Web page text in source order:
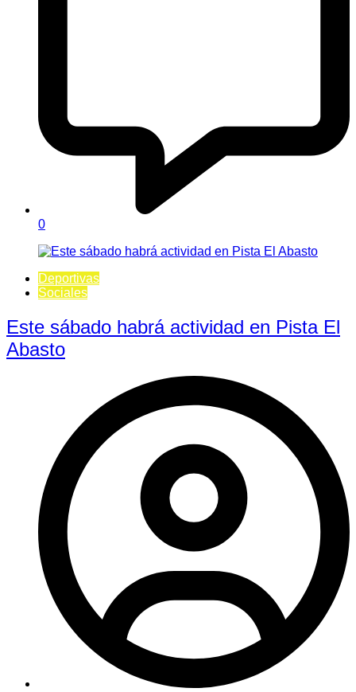
0
Deportivas
Sociales
Este sábado habrá actividad en Pista El
Abasto